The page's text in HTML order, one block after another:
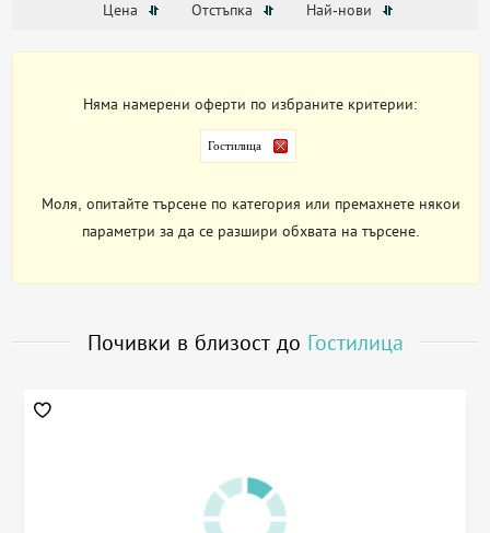
Цена Отстъпка Най-нови
Няма намерени оферти по избраните критерии:
Гостилица
Моля, опитайте търсене по категория или премахнете някои
параметри за да се разшири обхвата на търсене.
Почивки в близост до Гостилица